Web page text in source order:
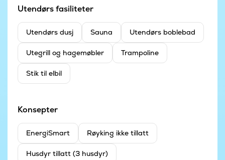
Utendørs fasiliteter
Utendørs dusj Sauna Utendørs boblebad
Utegrill og hagemøbler Trampoline
Stik til elbil
Konsepter
EnergiSmart Røyking ikke tillatt
Husdyr tillatt (3 husdyr)